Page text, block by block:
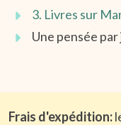
3. Livres sur
Une pensée
Frais d'expédition: